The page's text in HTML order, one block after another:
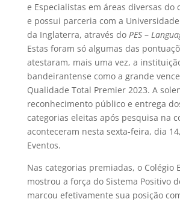
e Especialistas em áreas diversas do
e possui parceria com a
da Inglaterra, através do PES–
Estas foram só algumas das
atestaram, mais uma vez, a
bandeirantense como a grande
Qualidade Total Premier 2023. A
reconhecimento público e entrega
categorias eleitas após pesquisa na
aconteceram nesta sexta-feira, dia
Eventos.
Nas categorias premiadas, o Colégio
mostrou a força do Sistema Positivo
marcou efetivamente sua posição